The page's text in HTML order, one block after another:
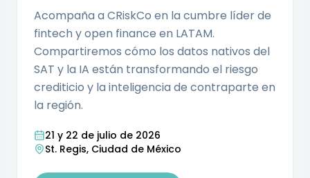
Acompaña a CRiskCo en la cumbre líder de
fintech y open finance en LATAM.
Compartiremos cómo los datos nativos del
SAT y la IA están transformando el riesgo
crediticio y la inteligencia de contraparte en
la región.
21 y 22 de julio de 2026
St. Regis, Ciudad de México